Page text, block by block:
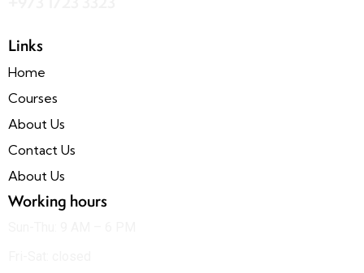
Links
Home
Courses
About Us
Contact Us
About Us
Working hours